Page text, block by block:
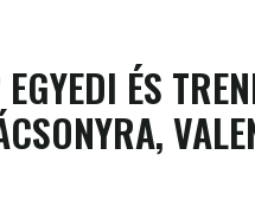
ÉS